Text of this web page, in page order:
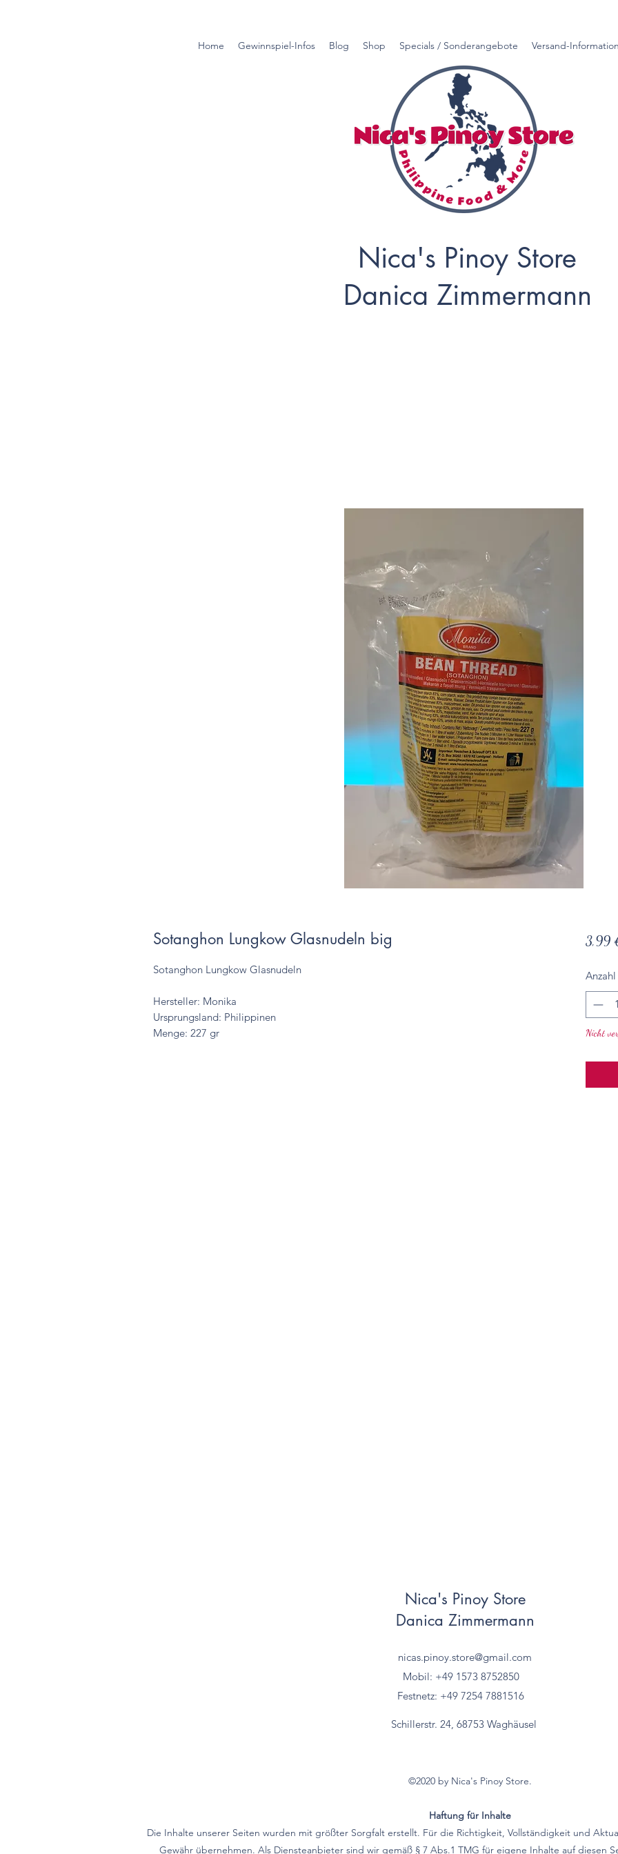
Home Gewinnspiel-Infos Blog Shop Specials / Sonderangebote Versand-
Nica's Pinoy Store
Danica Zimmermann
Sotanghon Lungkow Glasnudeln big
Sotanghon Lungkow Glasnudeln
Hersteller: Monika
Ursprungsland: Philippinen
Menge: 227 gr
3,99
Anzahl
Nicht
Nica's Pinoy Store
Danica Zimmermann
nicas.pinoy.store@gmail.com
Mobil: +49 1573 8752850
Festnetz: +49 7254 7881516
Schillerstr. 24, 68753 Waghäusel
©2020 by Nica's Pinoy Store.
Haftung für Inhalte
Die Inhalte unserer Seiten wurden mit größter Sorgfalt erstellt. Für die Richtigkeit, Vollständigkeit und
Gewähr übernehmen. Als Diensteanbieter sind wir gemäß § 7 Abs.1 TMG für eigene Inhalte auf diesen